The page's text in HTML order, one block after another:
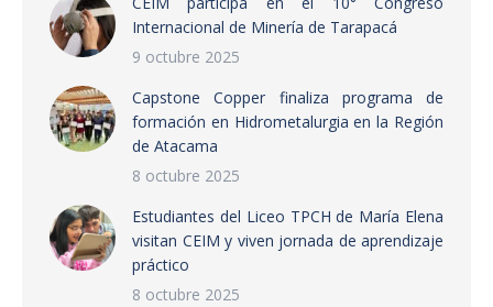
Internacional de Minería de Tarapacá
9 octubre 2025
Capstone Copper finaliza programa de
formación en Hidrometalurgia en la Región
de Atacama
8 octubre 2025
Estudiantes del Liceo TPCH de María Elena
visitan CEIM y viven jornada de aprendizaje
práctico
8 octubre 2025